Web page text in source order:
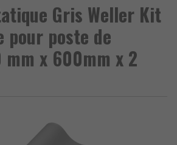
Gris Weller Kit
poste de
x 600mm x 2